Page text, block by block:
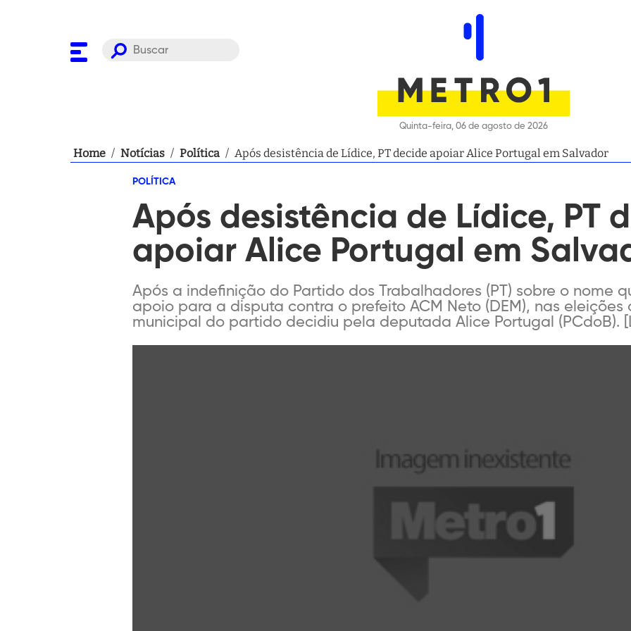
Quinta-feira, 06 de agosto de 2026
Home / Notícias / Política / Após desistência de Lídice, PT decide apoiar Alice Portugal em Salvador
POLÍTICA
Após desistência de Lídice, PT
apoiar Alice Portugal em
Após a indefinição do Partido dos Trabalhadores (PT) sobre o nome
apoio para a disputa contra o prefeito ACM Neto (DEM), nas eleições
municipal do partido decidiu pela deputada Alice Portugal (PCdoB).